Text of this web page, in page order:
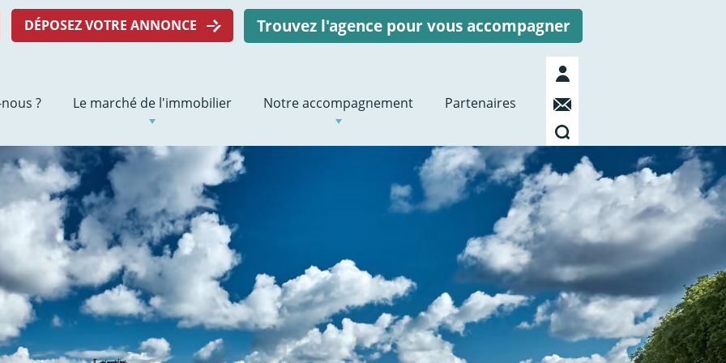
DÉPOSEZ VOTRE ANNONCE Trouvez l'agence pour vous accompagner
? Le marché de l'immobilier Notre accompagnement Partenaires
Mon
compte
Contact
Recherche